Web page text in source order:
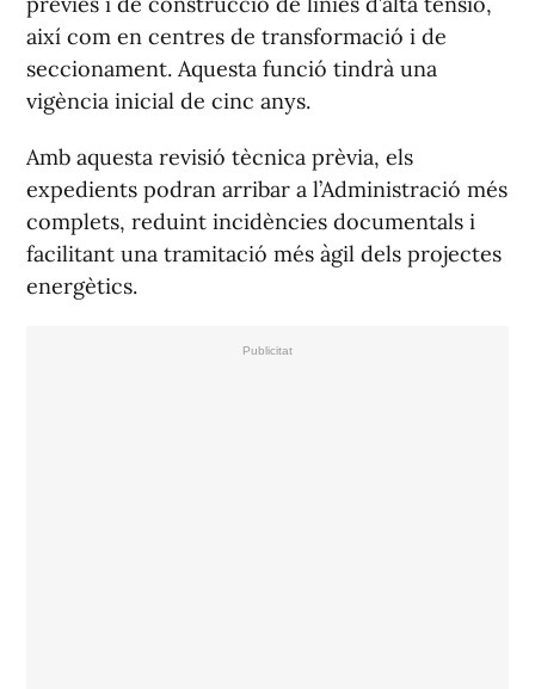
així com en centres de transformació i de
seccionament. Aquesta funció tindrà una
vigència inicial de cinc anys.
Amb aquesta revisió tècnica prèvia, els
expedients podran arribar a l’Administració més
complets, reduint incidències documentals i
facilitant una tramitació més àgil dels projectes
energètics.